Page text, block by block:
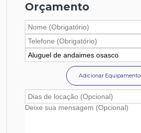
Orçamento
Adicionar Equipamento